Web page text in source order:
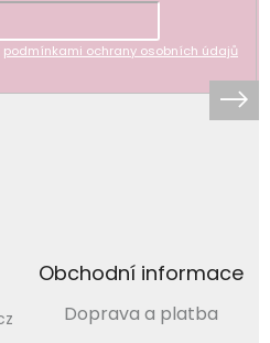
podmínkami ochrany osobních údajů
Obchodní informace
Doprava a platba